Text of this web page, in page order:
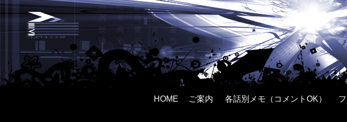
HOME ご案内 各話別メモ（コメントOK）